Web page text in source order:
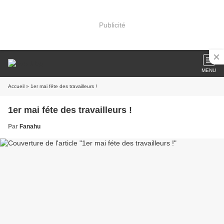
Publicité
MENU
Accueil » 1er mai féte des travailleurs !
1er mai féte des travailleurs !
Par Fanahu